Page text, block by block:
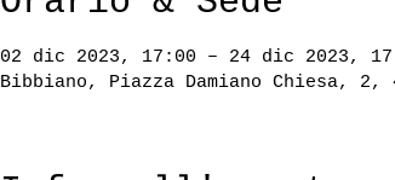
02 dic 2023, 17:00 – 24 dic 2023,
Bibbiano, Piazza Damiano Chiesa,